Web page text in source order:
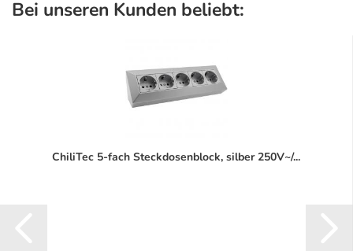
Bei unseren Kunden beliebt:
ChiliTec 5-fach Steckdosenblock, silber 250V~/...